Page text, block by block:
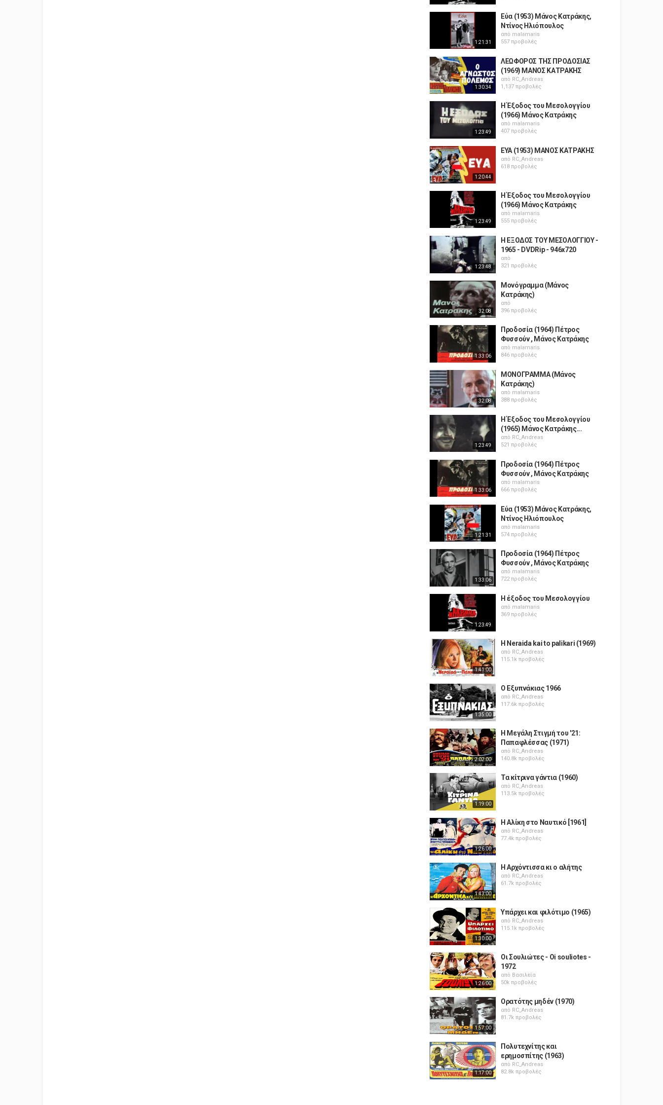
1:21:31
Εύα (1953) Μάνος Κατράκης,
Ντίνος Ηλιόπουλος
από malamaris
557 προβολές
1:30:34
ΛΕΩΦΟΡΟΣ ΤΗΣ ΠΡΟΔΟΣΙΑΣ
(1969) ΜΑΝΟΣ ΚΑΤΡΑΚΗΣ
από RC_Andreas
1,137 προβολές
1:23:49
Η Έξοδος του Μεσολογγίου
(1966) Μάνος Κατράκης
από malamaris
407 προβολές
1:20:44
ΕΥΑ (1953) ΜΑΝΟΣ ΚΑΤΡΑΚΗΣ
από RC_Andreas
618 προβολές
1:23:49
Η Έξοδος του Μεσολογγίου
(1966) Μάνος Κατράκης
από malamaris
555 προβολές
1:23:48
Η ΕΞΟΔΟΣ ΤΟΥ ΜΕΣΟΛΟΓΓΙΟΥ -
1965 - DVDRip - 946x720
από
321 προβολές
32:08
Μονόγραμμα (Μάνος
Κατράκης)
από
396 προβολές
1:33:06
Προδοσία (1964) Πέτρος
Φυσσούν , Μάνος Κατράκης
από malamaris
846 προβολές
32:08
ΜΟΝΟΓΡΑΜΜΑ (Μάνος
Κατράκης)
από malamaris
388 προβολές
1:23:49
Η Έξοδος του Μεσολογγίου
(1965) Μάνος Κατράκης...
από RC_Andreas
521 προβολές
1:33:06
Προδοσία (1964) Πέτρος
Φυσσούν , Μάνος Κατράκης
από malamaris
666 προβολές
1:21:31
Εύα (1953) Μάνος Κατράκης,
Ντίνος Ηλιόπουλος
από malamaris
574 προβολές
1:33:06
Προδοσία (1964) Πέτρος
Φυσσούν , Μάνος Κατράκης
από malamaris
722 προβολές
1:23:49
Η έξοδος του Μεσολογγίου
από malamaris
369 προβολές
1:41:00
H Neraida kai to palikari (1969)
από RC_Andreas
115.1k προβολές
1:35:00
Ο Εξυπνάκιας 1966
από RC_Andreas
117.6k προβολές
2:02:00
Η Μεγάλη Στιγμή του '21:
Παπαφλέσσας (1971)
από RC_Andreas
140.8k προβολές
1:19:00
Τα κίτρινα γάντια (1960)
από RC_Andreas
113.5k προβολές
1:26:00
Η Αλίκη στο Ναυτικό [1961]
από RC_Andreas
77.4k προβολές
1:43:00
Η Αρχόντισσα κι ο αλήτης
από RC_Andreas
61.7k προβολές
1:30:00
Υπάρχει και φιλότιμο (1965)
από RC_Andreas
115.1k προβολές
1:26:00
Οι Σουλιώτες - Oi souliotes -
1972
από Βασιλεία
50k προβολές
1:57:00
Ορατότης μηδέν (1970)
από RC_Andreas
81.7k προβολές
1:17:00
Πολυτεχνίτης και
ερημοσπίτης (1963)
από RC_Andreas
82.8k προβολές